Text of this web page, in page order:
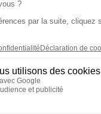
l'application
: ©Sud Radio / Pierre Olivier